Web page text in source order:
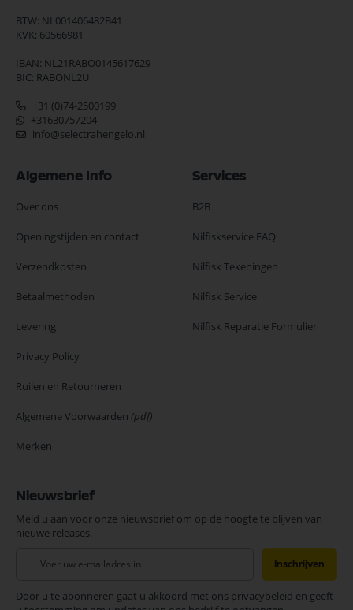
BTW: NL001406482B41
KVK: 60566981
IBAN: NL21RABO0145617629
BIC: RABONL2U
+31 (0)74-2500199
+31630757204
info@selectrahengelo.nl
Algemene Info
Over ons
Openingstijden en contact
Verzendkosten
Betaalmethoden
Levering
Privacy Policy
Ruilen en Retourneren
Algemene Voorwaarden (pdf)
Merken
Services
B2B
Nilfiskservice FAQ
Nilfisk Tekeningen
Nilfisk Service
Nilfisk Reparatie Formulier
Nieuwsbrief
Meld u aan voor onze nieuwsbrief om op de hoogte te blijven van
nieuwe releases.
onze
Inschrijven
Door u te abonneren gaat u akkoord met ons privacybeleid en geeft